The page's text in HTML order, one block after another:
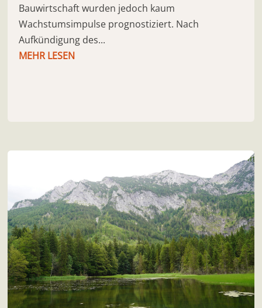
Bauwirtschaft wurden jedoch kaum
Wachstumsimpulse prognostiziert. Nach
Aufkündigung des...
MEHR LESEN